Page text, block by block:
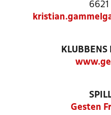
6621
KLUBBENS
Gesten